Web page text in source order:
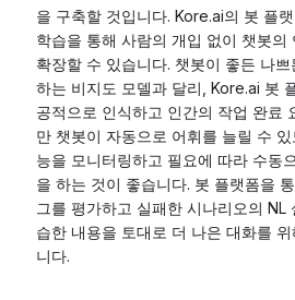
을 구축할 것입니다. Kore.ai의 봇 플
학습을 통해 사람의 개입 없이 챗봇의
확장할 수 있습니다. 챗봇이 좋든 나
하는 비지도 모델과 달리, Kore.ai 봇
공적으로 인식하고 인간의 작업 완료
만 챗봇이 자동으로 어휘를 늘릴 수
능을 모니터링하고 필요에 따라 수동
을 하는 것이 좋습니다. 봇 플랫폼을
그를 평가하고 실패한 시나리오의 NL
습한 내용을 토대로 더 나은 대화를
니다.